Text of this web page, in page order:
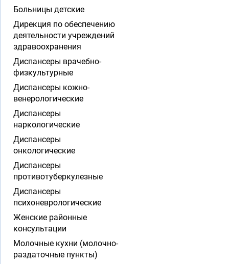
Больницы детские
Дирекция по обеспечению
деятельности учреждений
здравоохранения
Диспансеры врачебно-
физкультурные
Диспансеры кожно-
венерологические
Диспансеры
наркологические
Диспансеры
онкологические
Диспансеры
противотуберкулезные
Диспансеры
психоневрологические
Женские районные
консультации
Молочные кухни (молочно-
раздаточные пункты)